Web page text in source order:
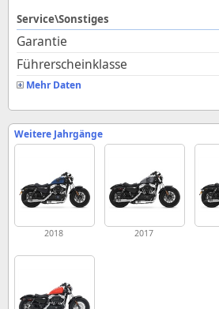
Service\Sonstiges
Garantie
Führerscheinklasse
Mehr Daten
Weitere Jahrgänge
2018 2017